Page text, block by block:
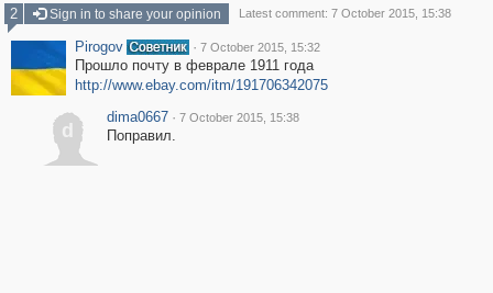
2
Sign in to share your opinion Latest comment: 7 October 2015, 15:38
Pirogov · 7 October 2015, 15:32
Прошло почту в феврале 1911 года
http://www.ebay.com/itm/191706342075
d
dima0667 · 7 October 2015, 15:38
Поправил.